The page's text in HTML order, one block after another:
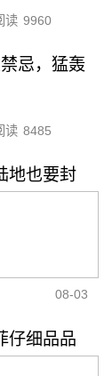
读 9960
忌，猛轰
读 8485
地也要封
08-03
仔细品品